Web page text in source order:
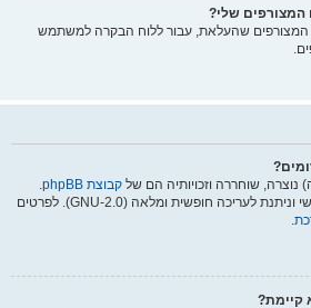
המצורפים שלי?
שהעלאת, עבור ללוח הבקרה למשתמש
נוצרה, שוחררה וזכויותיה הם של קבוצת phpBB
.
המערכת נבנתה תחת רישיון חופשי וניתנת לעריכה חופשית ומלאה (GNU-2.0). לפרטים
.
קיימת?